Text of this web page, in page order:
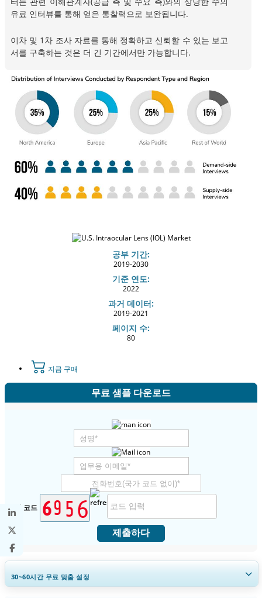
유료 인터뷰를 통해 얻은 통찰력으로 보완됩니다.
이차 및 1차 조사 자료를 통해 정확하고 신뢰할 수 있는 보고
서를 구축하는 것은 더 긴 기간에서만 가능합니다.
공부 기간:
2019-2030
기준 연도:
2022
과거 데이터:
2019-2021
페이지 수:
80
지금 구매
무료 샘플 다운로드
보안 코드
제출하다
30~60시간무료 맞춤 설정